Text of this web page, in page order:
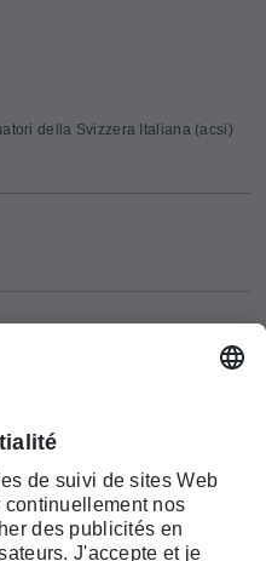
della Svizzera Italiana (acsi)
o Société Suisse de Médécine
Générale
43, Case postale,
Berne
+41 31 370 40 00, Fax +41 31